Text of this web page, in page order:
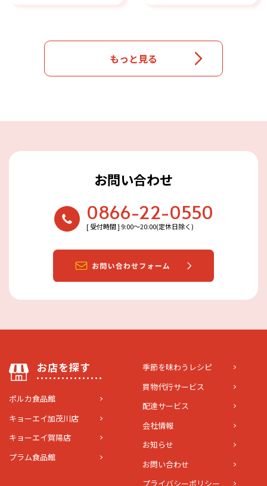
もっと見る
お問い合わせ
0866-22-0550
[ 受付時間 ] 9:00〜20:00(定休日除く)
お店を探す
ポルカ食品館
キョーエイ加茂川店
キョーエイ賀陽店
プラム食品館
季節を味わうレシピ
買物代行サービス
配達サービス
会社情報
お知らせ
お問い合わせ
プライバシーポリシー